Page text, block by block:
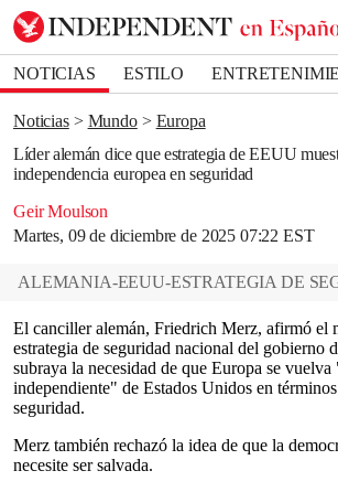
NOTICIAS ESTILO
DEPORTES
Noticias Mundo
Europa
Líder alemán dice que estrategia de EEUU
independencia europea en seguridad
Geir Moulson
Martes, 09 de diciembre de 2025 07:22 EST
Bookmark popover
Removed from bookmarks
Close popover
ALEMANIA-EEUU-ESTRATEGIA DE
El canciller alemán, Friedrich Merz, afirmó el
estrategia de seguridad nacional del gobierno
subraya la necesidad de que Europa se
independiente" de Estados Unidos en
seguridad.
Merz también rechazó la idea de que la
necesite ser salvada.